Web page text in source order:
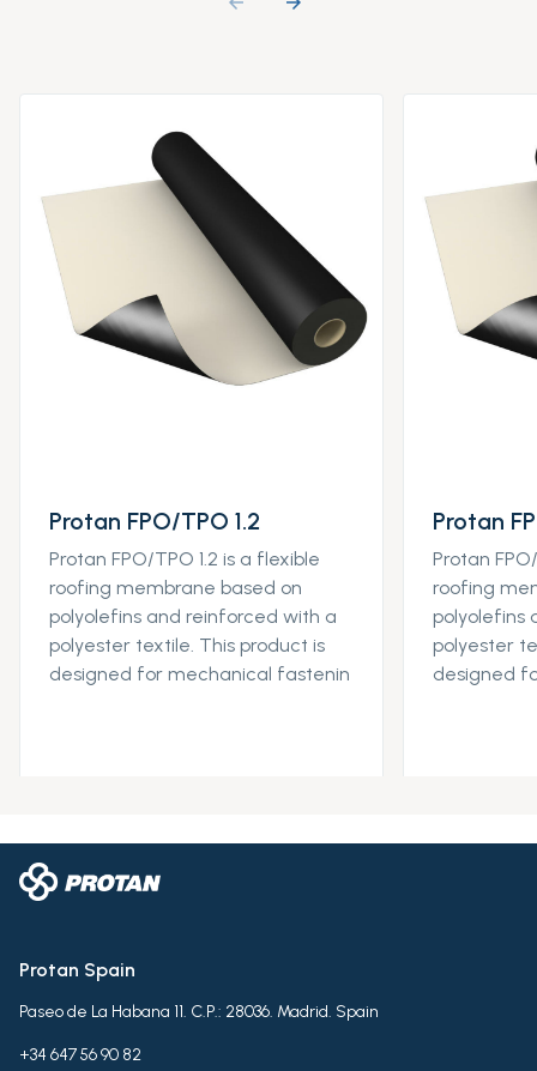
Protan FPO/TPO 1.2
Protan FPO/TPO 1.2 is a flexible
roofing membrane based on
polyolefins and reinforced with a
polyester textile. This product is
designed for mechanical fastenin
Protan
Protan
roofing
polyolefins
polyester
designed
Protan Spain
Paseo de La Habana 11. C.P.: 28036. Madrid. Spain
+34 647 56 90 82